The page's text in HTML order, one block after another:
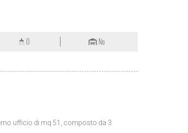
0 No
ufficio di mq 51, composto da 3